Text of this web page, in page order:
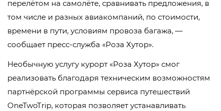
перелётом на самолёте, сравнивать предложения, в
том числе и разных авиакомпаний, по стоимости,
времени в пути, условиям провоза багажа, —
сообщает пресс-служба «Роза Хутор».
Необычную услугу курорт «Роза Хутор» смог
реализовать благодаря техническим возможностям
партнёрской программы сервиса путешествий
OneTwoTrip, которая позволяет устанавливать